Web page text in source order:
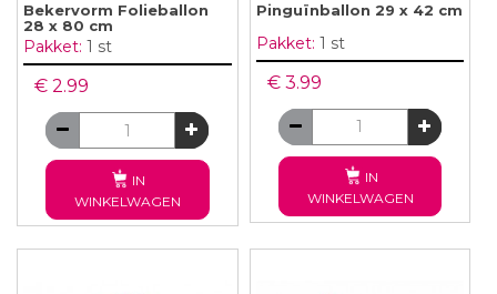
Bekervorm Folieballon
28 x 80 cm
Pakket: 1 st
€ 2.99
IN
WINKELWAGEN
Pinguïnballon 29 x 42 cm
Pakket: 1 st
€ 3.99
IN
WINKELWAGEN